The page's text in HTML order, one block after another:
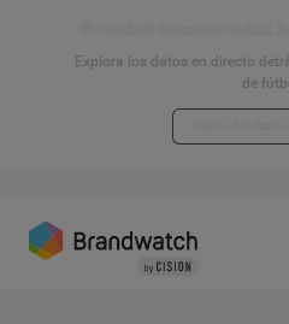
Explora los datos en directo
de